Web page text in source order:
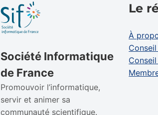
Société Informatique
de France
Promouvoir l’informatique,
servir et animer sa
communauté scientifique.
Le
À